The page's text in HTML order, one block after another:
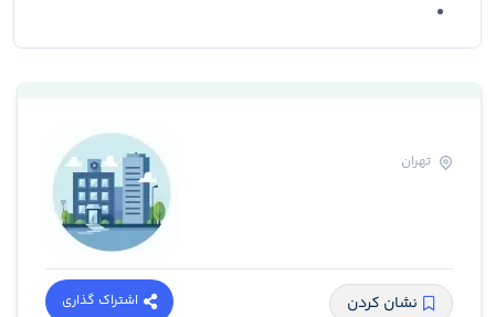
تهران
نشان کردن اشتراک گذاری